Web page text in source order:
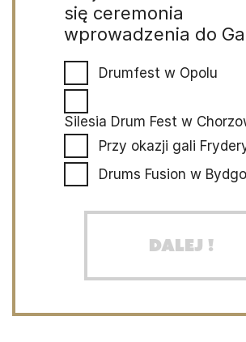
się ceremonia
wprowadzenia do
Drumfest w Opolu
Silesia Drum Fest w
Przy okazji gali
Drums Fusion w
Dalej !